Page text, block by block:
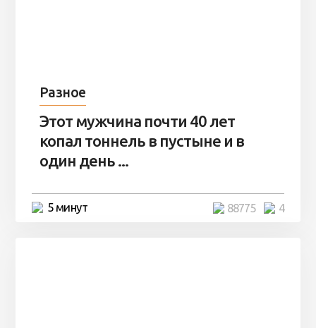
Разное
Этот мужчина почти 40 лет
копал тоннель в пустыне и в
один день ...
5 минут 4
88775